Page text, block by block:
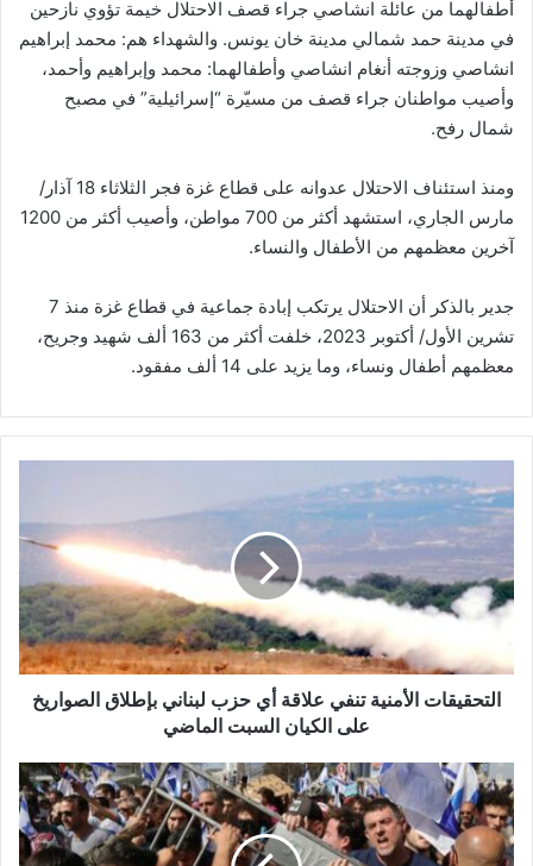
أطفالهما من عائلة انشاصي جراء قصف الاحتلال خيمة تؤوي نازحين
في مدينة حمد شمالي مدينة خان يونس. والشهداء هم: محمد إبراهيم
انشاصي وزوجته أنغام انشاصي وأطفالهما: محمد وإبراهيم وأحمد،
وأصيب مواطنان جراء قصف من مسيّرة “إسرائيلية” في مصبح
شمال رفح.
ومنذ استئناف الاحتلال عدوانه على قطاع غزة فجر الثلاثاء 18 آذار/
مارس الجاري، استشهد أكثر من 700 مواطن، وأصيب أكثر من 1200
آخرين معظمهم من الأطفال والنساء.
جدير بالذكر أن الاحتلال يرتكب إبادة جماعية في قطاع غزة منذ 7
تشرين الأول/ أكتوبر 2023، خلفت أكثر من 163 ألف شهيد وجريح،
معظمهم أطفال ونساء، وما يزيد على 14 ألف مفقود.
ل
ق
ي
ت
ن
ي
ة
التحقيقات الأمنية تنفي علاقة أي حزب لبناني بإطلاق الصواريخ
على الكيان السبت الماضي
ع
ض
و
ك